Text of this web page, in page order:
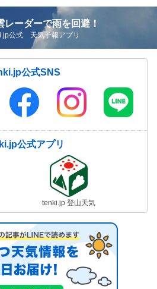
レーダーで雨を回避！
公式 天気予報アプリ
公式SNS
公式アプリ
tenki.jp 登山天気